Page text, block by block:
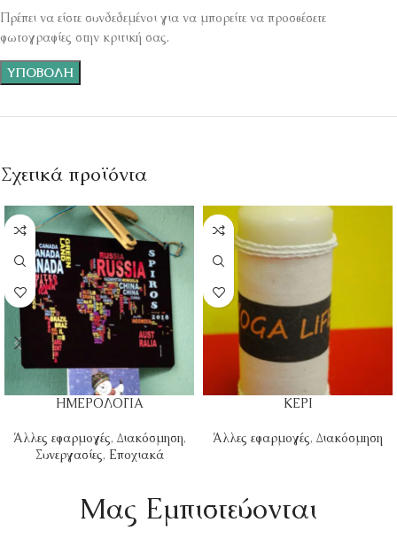
Πρέπει να είστε συνδεδεμένοι για να μπορείτε να προσθέσετε
φωτογραφίες στην κριτική σας.
Σχετικά προϊόντα
ΗΜΕΡΟΛΟΓΙΑ
Άλλες εφαρμογές, Διακόσμηση,
Συνεργασίες, Εποχιακά
ΚΕΡΙ
Άλλες εφαρμογές, Διακόσμηση
Mας Εμπιστεύονται